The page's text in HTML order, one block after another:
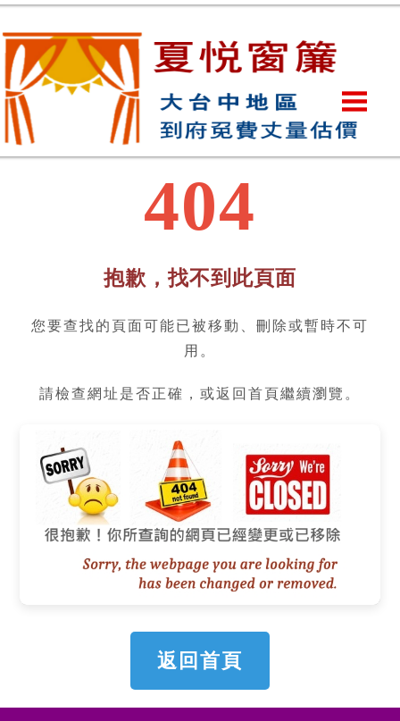
404
抱歉，找不到此頁面
您要查找的頁面可能已被移動、刪除或暫時不可
用。
請檢查網址是否正確，或返回首頁繼續瀏覽。
返回首頁